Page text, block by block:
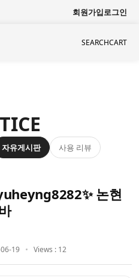
회원가입로그인
SEARCHCART
자유게시판 사용 리뷰
논현
19 Views : 12